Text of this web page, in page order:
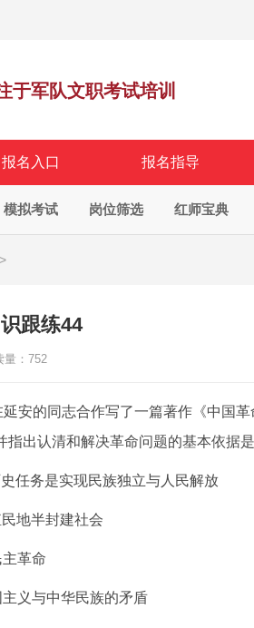
于军队文职考试培训
报名入口 报名指导
模拟考试 岗位筛选 红师宝典
>
跟练44
： 752
的同志合作写了一篇著作《中国革
出认清和解决革命问题的基本依据是
务是实现民族独立与人民解放
地半封建社会
革命
义与中华民族的矛盾